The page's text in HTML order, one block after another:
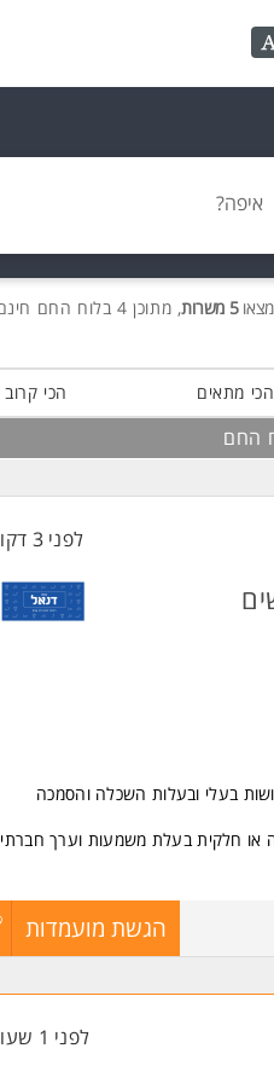
איפה?
5 משרות , מתוכן 4 בלוח החם חינם!
הכי מתאים הכי קרוב
החם
לפני 3 דקות
בעלי ובעלות השכלה והסמכה
או חלקית בעלת משמעות וערך חברתי
חשבון החברה
הגשת מועמדות
לפני 1 שעות